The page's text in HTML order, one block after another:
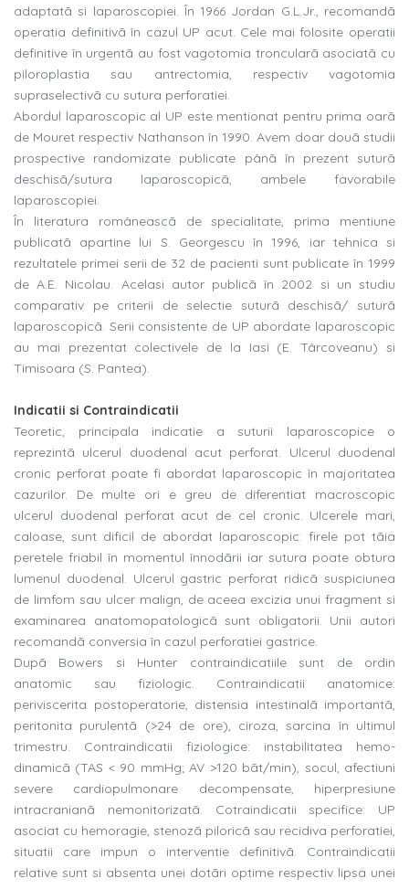
adaptatã si laparoscopiei. În 1966 Jordan G.L.Jr., recomandã
operatia definitivã în cazul UP acut. Cele mai folosite operatii
definitive în urgentã au fost vagotomia troncularã asociatã cu
piloroplastia sau antrectomia, respectiv vagotomia
supraselectivã cu sutura perforatiei.
Abordul laparoscopic al UP este mentionat pentru prima oarã
de Mouret respectiv Nathanson în 1990. Avem doar douã studii
prospective randomizate publicate pânã în prezent suturã
deschisã/sutura laparoscopicã, ambele favorabile
laparoscopiei.
În literatura româneascã de specialitate, prima mentiune
publicatã apartine lui S. Georgescu în 1996, iar tehnica si
rezultatele primei serii de 32 de pacienti sunt publicate în 1999
de A.E. Nicolau. Acelasi autor publicã în 2002 si un studiu
comparativ pe criterii de selectie suturã deschisã/ suturã
laparoscopicã. Serii consistente de UP abordate laparoscopic
au mai prezentat colectivele de la Iasi (E. Târcoveanu) si
Timisoara (S. Pantea).
Indicatii si Contraindicatii
Teoretic, principala indicatie a suturii laparoscopice o
reprezintã ulcerul duodenal acut perforat. Ulcerul duodenal
cronic perforat poate fi abordat laparoscopic în majoritatea
cazurilor. De multe ori e greu de diferentiat macroscopic
ulcerul duodenal perforat acut de cel cronic. Ulcerele mari,
caloase, sunt dificil de abordat laparoscopic: firele pot tãia
peretele friabil în momentul înnodãrii iar sutura poate obtura
lumenul duodenal. Ulcerul gastric perforat ridicã suspiciunea
de limfom sau ulcer malign, de aceea excizia unui fragment si
examinarea anatomopatologicã sunt obligatorii. Unii autori
recomandã conversia în cazul perforatiei gastrice.
Dupã Bowers si Hunter contraindicatiile sunt de ordin
anatomic sau fiziologic. Contraindicatii anatomice:
periviscerita postoperatorie, distensia intestinalã importantã,
peritonita purulentã (>24 de ore), ciroza, sarcina în ultimul
trimestru. Contraindicatii fiziologice: instabilitatea hemo-
dinamicã (TAS < 90 mmHg; AV >120 bãt/min), socul, afectiuni
severe cardiopulmonare decompensate, hiperpresiune
intracranianã nemonitorizatã. Cotraindicatii specifice: UP
asociat cu hemoragie, stenozã piloricã sau recidiva perforatiei,
situatii care impun o interventie definitivã. Contraindicatii
relative sunt si absenta unei dotãri optime respectiv lipsa unei